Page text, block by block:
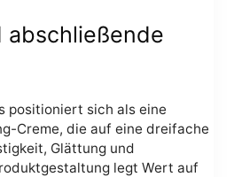
abschließende
positioniert sich als eine
Creme, die auf eine dreifache
Glättung und
legt Wert auf